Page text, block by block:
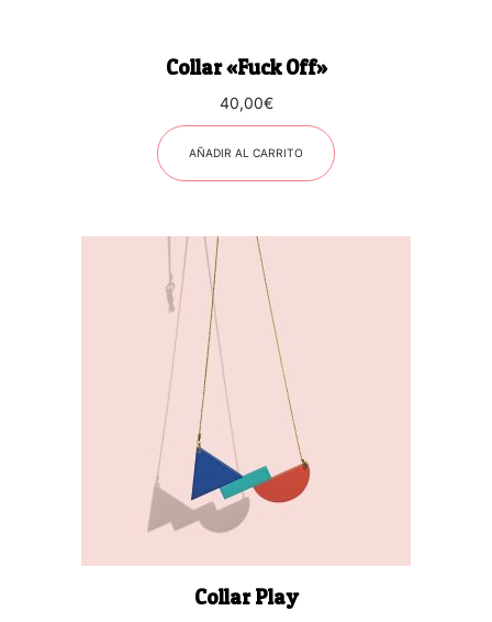
Collar «Fuck Off»
40,00€
AÑADIR AL CARRITO
Collar Play